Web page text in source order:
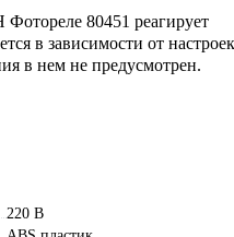
80451 реагирует
в зависимости от настроек
в нем не предусмотрен.
220 В